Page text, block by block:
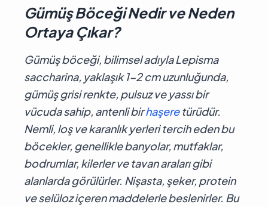
Gümüş Böceği Nedir ve Neden
Ortaya Çıkar?
Gümüş böceği, bilimsel adıylaLepisma
saccharina, yaklaşık 1-2 cm uzunluğunda,
gümüş grisi renkte, pulsuz ve yassı bir
vücuda sahip, antenli birhaşeretürüdür.
Nemli, loş ve karanlık yerleri tercih eden bu
böcekler, genellikle banyolar, mutfaklar,
bodrumlar, kilerler ve tavan araları gibi
alanlarda görülürler. Nişasta, şeker, protein
ve selüloz içeren maddelerle beslenirler. Bu